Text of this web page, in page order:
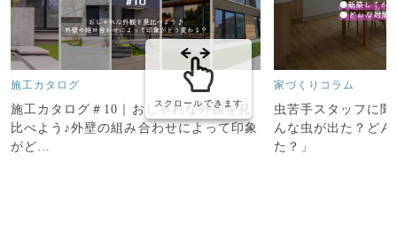
施工カタログ
施工カタログ＃10｜おしゃれな外観を見
比べよう♪外壁の組み合わせによって印象
がど…
家づくりコラム
虫苦手スタッフに
んな虫が出た？ど
た？」
スクロールできます